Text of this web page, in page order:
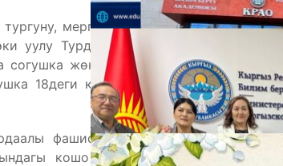
мергенчи Алтыбайдын Ысагынын
уулу Турдаалы менен Кысыр согушка
жөнөйт. Себеби ал комсомолго
18деги комсомолец катары армияга
фашисттердин кылмергендеринин
кошо согушуп жүргөндөр айтып